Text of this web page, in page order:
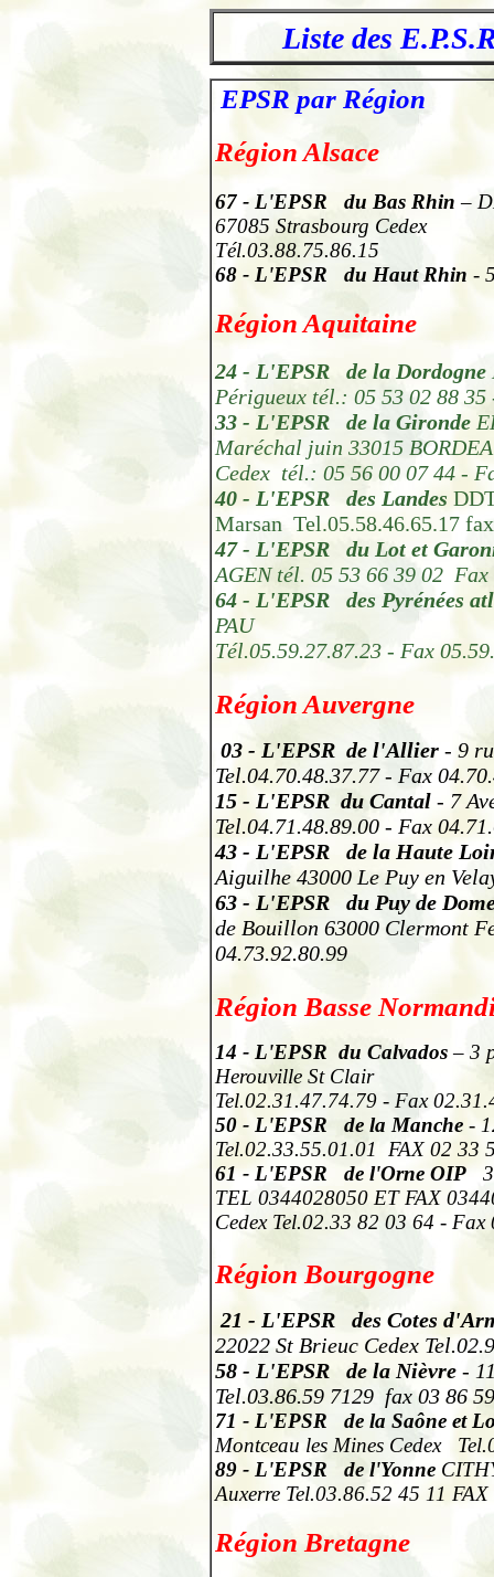
Liste des
EPSR par Région
Région Alsace
67 - L'EPSR du Bas Rhin –
67085 Strasbourg Cedex
Tél.03.88.75.86.15
68 - L'EPSR du Haut Rhin -
Région Aquitaine
24 - L'EPSR de la Dordogne
Périgueux tél.: 05 53 02 88
33 - L'EPSR de la Gironde
Maréchal juin 33015
Cedex tél.: 05 56 00 07 44 -
40 - L'EPSR des Landes
Marsan Tel.05.58.46.65.17
47 - L'EPSR du Lot et
AGEN tél. 05 53 66 39 02 Fax
64 - L'EPSR des Pyrénées
PAU
Tél.05.59.27.87.23 - Fax
Région Auvergne
03 - L'EPSR de l'Allier - 9
Tel.04.70.48.37.77 - Fax
15 - L'EPSR du Cantal - 7
Tel.04.71.48.89.00 - Fax
43 - L'EPSR de la Haute
Aiguilhe 43000 Le Puy en
63 - L'EPSR du Puy de
de Bouillon 63000 Clermont
04.73.92.80.99
Région Basse
14 - L'EPSR du Calvados– 3
Herouville St Clair
Tel.02.31.47.74.79 - Fax
50 - L'EPSR de la Manche -
Tel.02.33.55.01.01 FAX 02 33
61 - L'EPSR de l'Orne OIP
TEL 0344028050 ET FAX
Cedex Tel.02.33 82 03 64 -
Région Bourgogne
21 - L'EPSR des Cotes
22022 St Brieuc Cedex
58 - L'EPSR de la Nièvre -
Tel.03.86.59 7129 fax 03 86
71 - L'EPSR de la Saône et
Montceau les Mines Cedex
89 - L'EPSR de l'Yonne
Auxerre Tel.03.86.52 45 11
Région Bretagne